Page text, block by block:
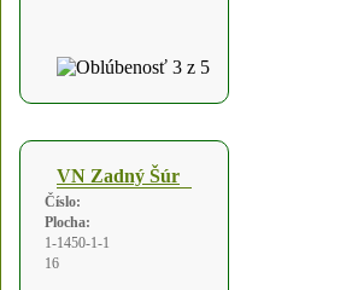
VN Zadný Šúr
Číslo:
Plocha:
1-1450-1-1
16